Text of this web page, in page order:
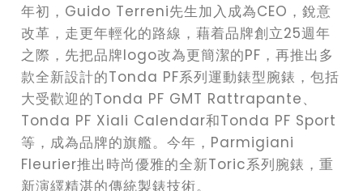
年初，Guido Terreni先生加入成為CEO，銳意
改革，走更年輕化的路線，藉着品牌創立25週年
之際，先把品牌logo改為更簡潔的PF，再推出多
款全新設計的Tonda PF系列運動錶型腕錶，包括
大受歡迎的Tonda PF GMT Rattrapante、
Tonda PF Xiali Calendar和Tonda PF Sport
等，成為品牌的旗艦。今年，Parmigiani
Fleurier推出時尚優雅的全新Toric系列腕錶，重
新演繹精湛的傳統製錶技術。